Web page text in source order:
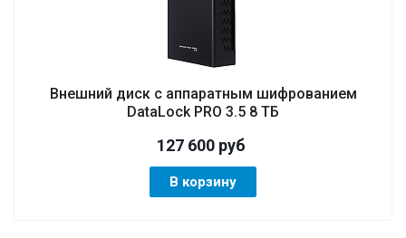
Внешний диск с аппаратным шифрованием
DataLock PRO 3.5 8 ТБ
127 600руб
В корзину